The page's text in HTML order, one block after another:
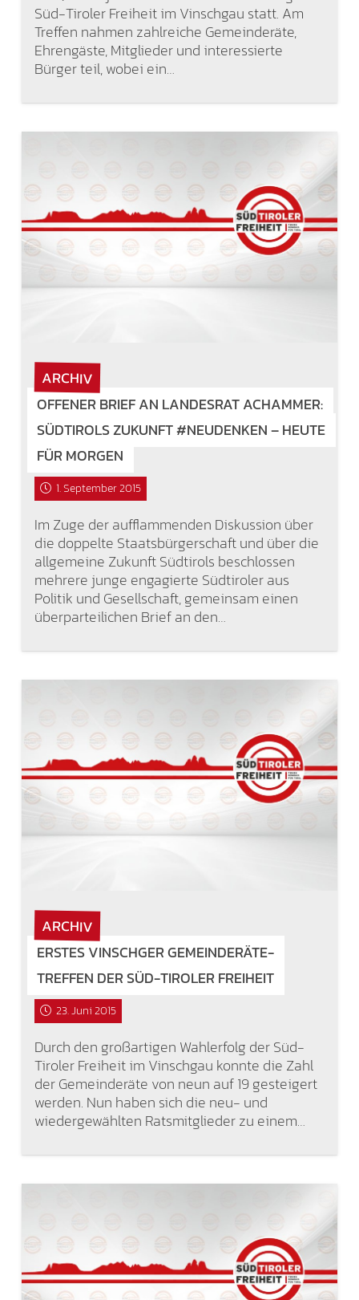
Süd-Tiroler Freiheit im Vinschgau statt. Am
Treffen nahmen zahlreiche Gemeinderäte,
Ehrengäste, Mitglieder und interessierte
Bürger teil, wobei ein…
ARCHIV
OFFENER BRIEF AN LANDESRAT ACHAMMER:
SÜDTIROLS ZUKUNFT #NEUDENKEN – HEUTE
FÜR MORGEN
1. September 2015
Im Zuge der aufflammenden Diskussion über
die doppelte Staatsbürgerschaft und über die
allgemeine Zukunft Südtirols beschlossen
mehrere junge engagierte Südtiroler aus
Politik und Gesellschaft, gemeinsam einen
überparteilichen Brief an den…
ARCHIV
ERSTES VINSCHGER GEMEINDERÄTE-
TREFFEN DER SÜD-TIROLER FREIHEIT
23. Juni 2015
Durch den großartigen Wahlerfolg der Süd-
Tiroler Freiheit im Vinschgau konnte die Zahl
der Gemeinderäte von neun auf 19 gesteigert
werden. Nun haben sich die neu- und
wiedergewählten Ratsmitglieder zu einem…